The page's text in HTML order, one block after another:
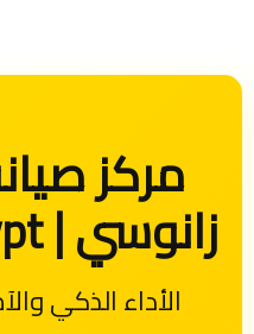
مركز
زانوسي | Zanussi Egypt
الأداء الذكي